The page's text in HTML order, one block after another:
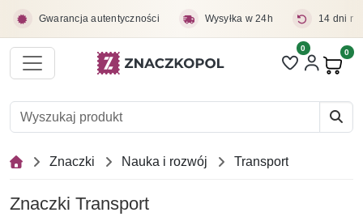
Gwarancja autentyczności Wysyłka w 24h 14 dni
Liczba pozycji
0 0
Znaczki Nauka i rozwój Transport
Znaczki Transport